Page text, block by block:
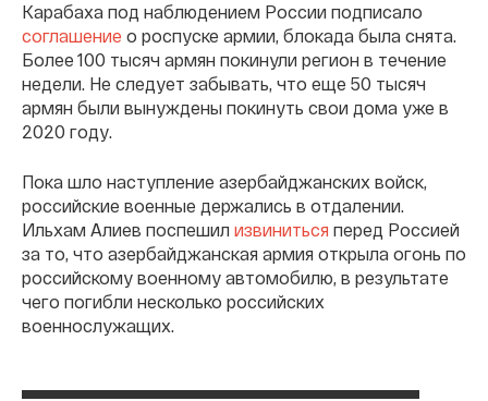
Карабаха под наблюдением России подписало
соглашение о роспуске армии, блокада была снята.
Более 100 тысяч армян покинули регион в течение
недели. Не следует забывать, что еще 50 тысяч
армян были вынуждены покинуть свои дома уже в
2020 году.
Пока шло наступление азербайджанских войск,
российские военные держались в отдалении.
Ильхам Алиев поспешил извиниться перед Россией
за то, что азербайджанская армия открыла огонь по
российскому военному автомобилю, в результате
чего погибли несколько российских
военнослужащих.